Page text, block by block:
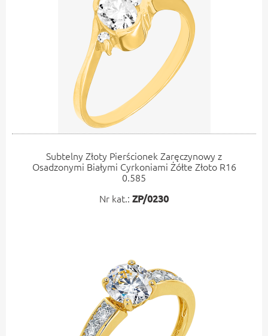
Subtelny Złoty Pierścionek Zaręczynowy z
Osadzonymi Białymi Cyrkoniami Żółte Złoto R16
0.585
Nr kat.: ZP/0230